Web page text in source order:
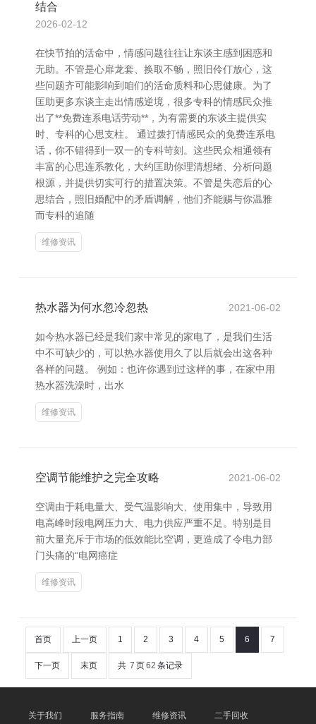
结合
2026-02-12
在快节拍的活命中，情感问题往往让东谈主感到困惑和
无助。不管是心扉龙套、换取不畅，照旧伶仃放心，这
些问题齐可能影响到咱们的活命质料和心思健康。为了
匡助更多东谈主走出情感逆境，很多专科的情感民众推
出了**免费连系电话劳动**，为有需要的东谈主提供实
时、专科的心思支柱。 通过拨打情感民众的免费连系电
话，你不错得到一双一的专科苛刻。这些民众相通领有
丰富的心思连系教化，大约匡助你理清想绪、分析问题
根源，并提供切实可行的措置决策。不管是失恋后的心
思结合，照旧婚配中的矛盾调解，他们齐能赐与你温雅
而专科的追随
维修资讯
热水器为何水忽冷忽热 2021-06-02
如今热水器已经是我们家中常见的家电了，是我们生活
中不可缺少的，可以热水器使用久了以后就会出这各种
各样的问题。 例如：也许你遇到过这样的事，在家中用
热水器洗澡时，出水
维修资讯
空调节能维护之完全攻略 2021-06-02
空调由于耗电量大、受气温影响大、使用集中，导致用
电高峰时段电网压力大、电力供应严重不足。特别是目
前大量充斥于市场的低效能比空调，更造成了令电力部
门头痛的“电网癌症
维修资讯
首页 上一页 1 2 3 4 5 6 7
下一页 末页 共 7 页62 条记录
关于我们 服务指南 维修资讯 二手回收